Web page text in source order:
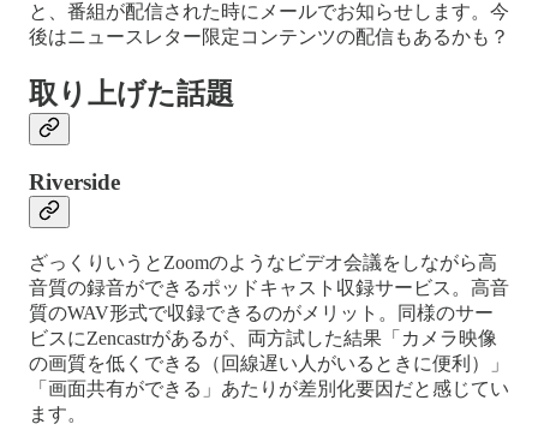
と、番組が配信された時にメールでお知らせします。今
後はニュースレター限定コンテンツの配信もあるかも？
取り上げた話題
Riverside
ざっくりいうとZoomのようなビデオ会議をしながら高
音質の録音ができるポッドキャスト収録サービス。高音
質のWAV形式で収録できるのがメリット。同様のサー
ビスにZencastrがあるが、両方試した結果「カメラ映像
の画質を低くできる（回線遅い人がいるときに便利）」
「画面共有ができる」あたりが差別化要因だと感じてい
ます。